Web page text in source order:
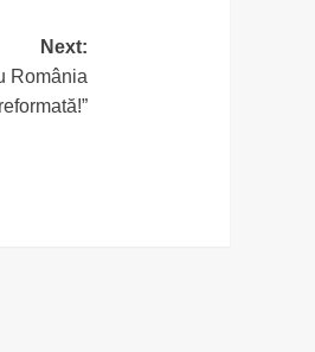
Next:
România